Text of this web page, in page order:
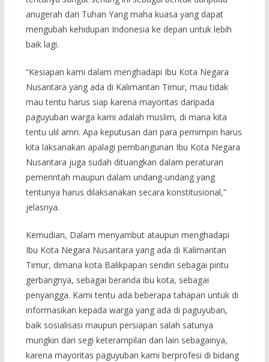
anugerah dari Tuhan Yang maha kuasa yang dapat
mengubah kehidupan Indonesia ke depan untuk lebih
baik lagi.
“Kesiapan kami dalam menghadapi Ibu Kota Negara
Nusantara yang ada di Kalimantan Timur, mau tidak
mau tentu harus siap karena mayoritas daripada
paguyuban warga kami adalah muslim, di mana kita
tentu ulil amri. Apa keputusan dari para pemimpin harus
kita laksanakan apalagi pembangunan Ibu Kota Negara
Nusantara juga sudah dituangkan dalam peraturan
pemerintah maupun dalam undang-undang yang
tentunya harus dilaksanakan secara konstitusional,”
jelasnya.
Kemudian, Dalam menyambut ataupun menghadapi
Ibu Kota Negara Nusantara yang ada di Kalimantan
Timur, dimana kota Balikpapan sendiri sebagai pintu
gerbangnya, sebagai beranda ibu kota, sebagai
penyangga. Kami tentu ada beberapa tahapan untuk di
informasikan kepada warga yang ada di paguyuban,
baik sosialisasi maupun persiapan salah satunya
mungkin dari segi keterampilan dan lain sebagainya,
karena mayoritas paguyuban kami berprofesi di bidang